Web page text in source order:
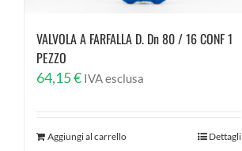
VALVOLA A FARFALLA D. Dn 80 / 16 CONF 1
PEZZO
64,15€ IVA esclusa
Aggiungi al carrello Dettagli